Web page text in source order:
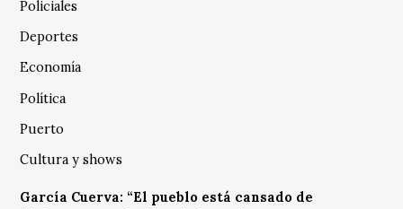
Policiales
Deportes
Economía
Política
Puerto
Cultura y shows
García Cuerva: “El pueblo está cansado de